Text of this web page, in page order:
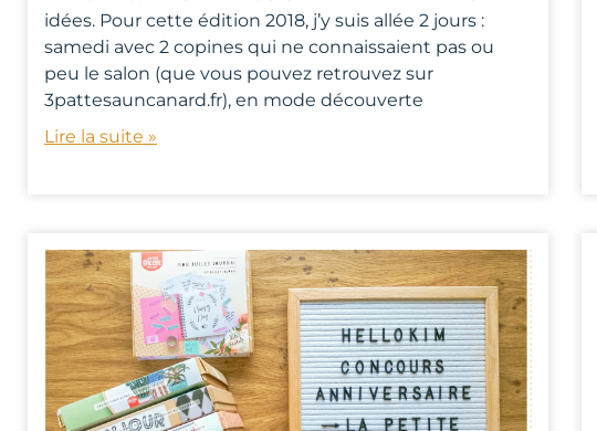
idées. Pour cette édition 2018, j’y suis allée 2 jours :
samedi avec 2 copines qui ne connaissaient pas ou
peu le salon (que vous pouvez retrouvez sur
3pattesauncanard.fr), en mode découverte
Lire la suite »